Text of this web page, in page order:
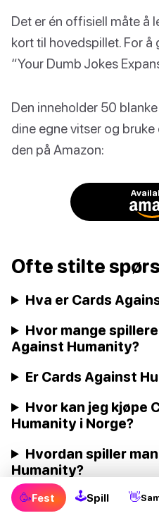
Det er én offisiell måte å
kort til hovedspillet. For
“Your Dumb Jokes
Den inneholder 50
dine egne vitser og
den på Amazon:
Ofte stilte
Hva er Cards
Hvor mange
Against Humanity?
Er Cards Against
Hvor kan jeg kjøpe
Humanity i Norge?
Hvordan spiller
Humanity?
🥳Fest 🕹Spill 👋